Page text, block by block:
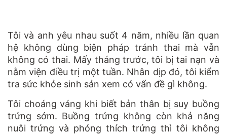
Tôi và anh yêu nhau suốt 4 năm, nhiều lần quan
hệ không dùng biện pháp tránh thai mà vẫn
không có thai. Mấy tháng trước, tôi bị tai nạn và
nằm viện điều trị một tuần. Nhân dịp đó, tôi kiểm
tra sức khỏe sinh sản xem có vấn đề gì không.
Tôi choáng váng khi biết bản thân bị suy buồng
trứng sớm. Buồng trứng không còn khả năng
nuôi trứng và phóng thích trứng thì tôi không